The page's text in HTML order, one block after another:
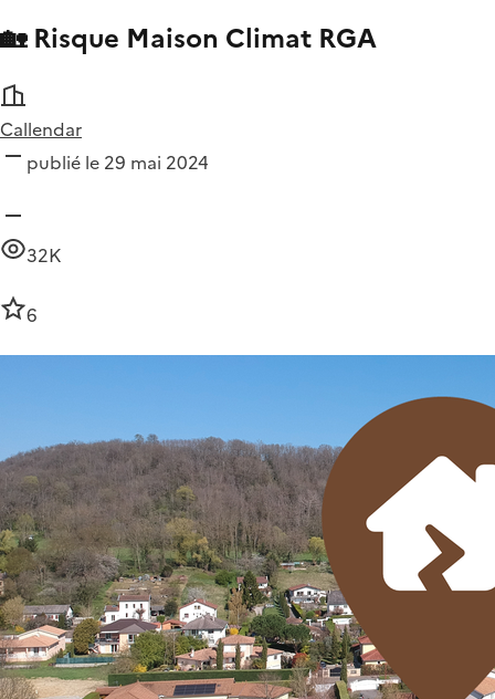
🏡 Risque Maison Climat RGA
Callendar
publié le 29 mai 2024
32K
6